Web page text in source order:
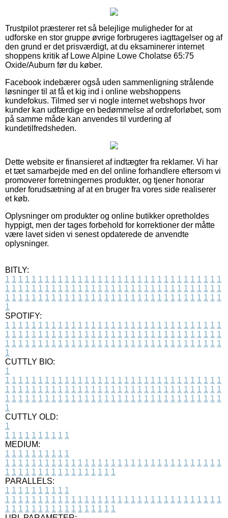
Trustpilot præsterer ret så belejlige muligheder for at
udforske en stor gruppe øvrige forbrugeres iagttagelser og af
den grund er det prisværdigt, at du eksaminerer internet
shoppens kritik af Lowe Alpine Lowe Cholatse 65:75
Oxide/Auburn før du køber.
Facebook indebærer også uden sammenligning strålende
løsninger til at få et kig ind i online webshoppens
kundefokus. Tilmed ser vi nogle internet webshops hvor
kunder kan udfærdige en bedømmelse af ordreforløbet, som
på samme måde kan anvendes til vurdering af
kundetilfredsheden.
Dette website er finansieret af indtægter fra reklamer. Vi har
et tæt samarbejde med en del online forhandlere eftersom vi
promoverer forretningernes produkter, og tjener honorar
under forudsætning af at en bruger fra vores side realiserer
et køb.
Oplysninger om produkter og online butikker opretholdes
hyppigt, men der tages forbehold for korrektioner der måtte
være lavet siden vi senest opdaterede de anvendte
oplysninger.
BITLY:
1 1 1 1 1 1 1 1 1 1 1 1 1 1 1 1 1 1 1 1 1 1 1 1 1 1 1 1 1 1 1 1 1
1 1 1 1 1 1 1 1 1 1 1 1 1 1 1 1 1 1 1 1 1 1 1 1 1 1 1 1 1 1 1 1 1
1 1 1 1 1 1 1 1 1 1 1 1 1 1 1 1 1 1 1 1 1 1 1 1 1 1 1 1 1 1 1 1 1
1
SPOTIFY:
1 1 1 1 1 1 1 1 1 1 1 1 1 1 1 1 1 1 1 1 1 1 1 1 1 1 1 1 1 1 1 1 1
1 1 1 1 1 1 1 1 1 1 1 1 1 1 1 1 1 1 1 1 1 1 1 1 1 1 1 1 1 1 1 1 1
1 1 1 1 1 1 1 1 1 1 1 1 1 1 1 1 1 1 1 1 1 1 1 1 1 1 1 1 1 1 1 1 1
1
CUTTLY BIO:
1
1 1 1 1 1 1 1 1 1 1 1 1 1 1 1 1 1 1 1 1 1 1 1 1 1 1 1 1 1 1 1 1 1
1 1 1 1 1 1 1 1 1 1 1 1 1 1 1 1 1 1 1 1 1 1 1 1 1 1 1 1 1 1 1 1 1
1 1 1 1 1 1 1 1 1 1 1 1 1 1 1 1 1 1 1 1 1 1 1 1 1 1 1 1 1 1 1 1 1
1
CUTTLY OLD:
1
1 1 1 1 1 1 1 1 1 1
MEDIUM:
1 1 1 1 1 1 1 1 1 1
1 1 1 1 1 1 1 1 1 1 1 1 1 1 1 1 1 1 1 1 1 1 1 1 1 1 1 1 1 1 1 1 1
1 1 1 1 1 1 1 1 1 1 1 1 1 1 1 1 1
PARALLELS:
1 1 1 1 1 1 1 1 1 1
1 1 1 1 1 1 1 1 1 1 1 1 1 1 1 1 1 1 1 1 1 1 1 1 1 1 1 1 1 1 1 1 1
1 1 1 1 1 1 1 1 1 1 1 1 1 1 1 1 1